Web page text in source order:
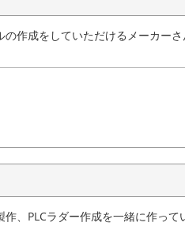
作成をしていただけるメーカー
、PLCラダー作成を一緒に作って